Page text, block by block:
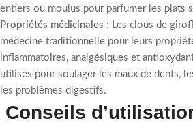
entiers ou moulus pour parfumer les plats
Propriétés médicinales : Les clous de
médecine traditionnelle pour leurs
inflammatoires, analgésiques et
utilisés pour soulager les maux de dents,
les problèmes digestifs.
Conseils